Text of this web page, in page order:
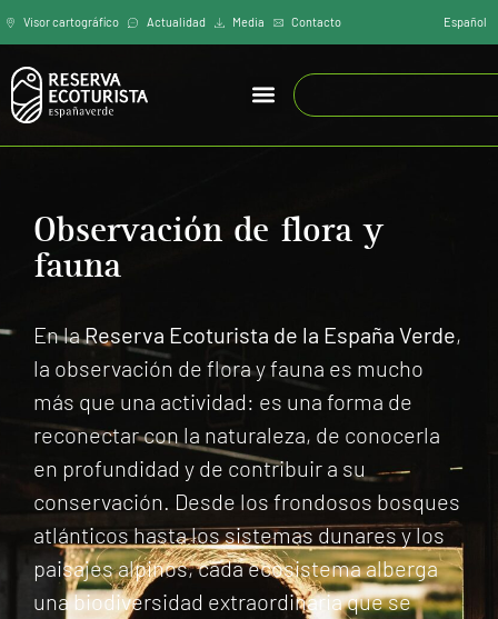
Visor cartográfíco Actualidad Media Contacto Español
Observación de flora y
fauna
En laReserva Ecoturista de la España Verde,
la observación de flora y fauna es mucho
más que una actividad: es una forma de
reconectar con la naturaleza, de conocerla
en profundidad y de contribuir a su
conservación. Desde los frondosos bosques
atlánticos hasta los sistemas dunares y los
paisajes alpinos, cada ecosistema alberga
una biodiversidad extraordinaria que se